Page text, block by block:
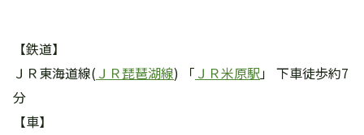
【鉄道】
ＪＲ東海道線( ＪＲ琵琶湖線) 「 ＪＲ米原駅」 下車徒歩約7
分
【車】